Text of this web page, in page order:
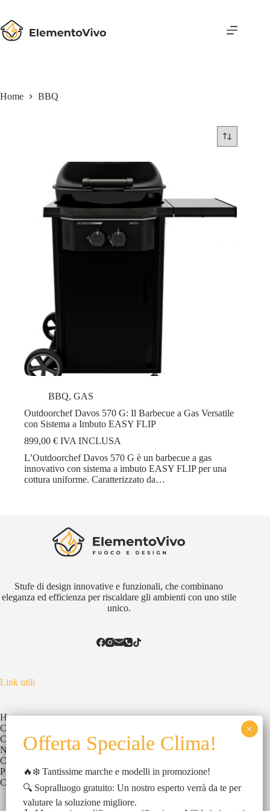
contenuto
Home BBQ
BBQ, GAS
Outdoorchef Davos 570 G: Il Barbecue a Gas Versatile
con Sistema a Imbuto EASY FLIP
899,00 € IVA INCLUSA
L’Outdoorchef Davos 570 G è un barbecue a gas
innovativo con sistema a imbuto EASY FLIP per una
cottura uniforme. Caratterizzato da…
Stufe di design innovative e funzionali, che combinano
eleganza ed efficienza per riscaldare gli ambienti con uno stile
unico.
Link utili
Home
Chi Siamo
Catalogo
News
Contatti
Privacy Policy
Cookies Policy
🔥❄️ Tantissime marche e modelli in promozione!
🔍 Sopralluogo gratuito: Un nostro esperto verrà da te per
valutare la soluzione migliore.